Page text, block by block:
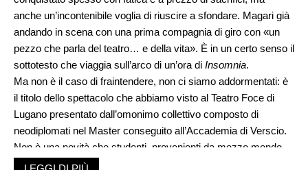
anche un’incontenibile voglia di riuscire a sfondare. Magari già
andando in scena con una prima compagnia di giro con «un
pezzo che parla del teatro… e della vita». È in un certo senso il
sottotesto che viaggia sull’arco di un’ora di Insomnia.
Ma non è il caso di fraintendere, non ci siamo addormentati: è
il titolo dello spettacolo che abbiamo visto al Teatro Foce di
Lugano presentato dall’omonimo collettivo composto di
neodiplomati nel Master conseguito all’Accademia di Verscio.
Non è una novità che studenti, provenienti da mezzo mondo,
oltre a presentare lavori individuali, alla fine del biennio di studio